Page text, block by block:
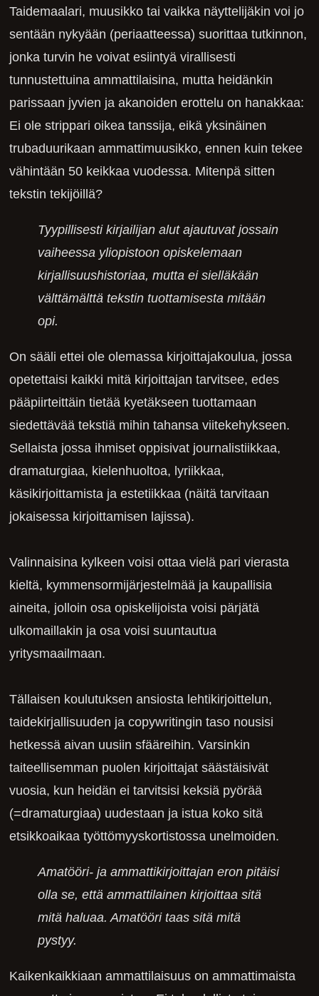
Taidemaalari, muusikko tai vaikka näyttelijäkin voi jo
sentään nykyään (periaatteessa) suorittaa tutkinnon,
jonka turvin he voivat esiintyä virallisesti
tunnustettuina ammattilaisina, mutta heidänkin
parissaan jyvien ja akanoiden erottelu on hanakkaa:
Ei ole strippari oikea tanssija, eikä yksinäinen
trubaduurikaan ammattimuusikko, ennen kuin tekee
vähintään 50 keikkaa vuodessa. Mitenpä sitten
tekstin tekijöillä?
Tyypillisesti kirjailijan alut ajautuvat jossain
vaiheessa yliopistoon opiskelemaan
kirjallisuushistoriaa, mutta ei sielläkään
välttämälttä tekstin tuottamisesta mitään
opi.
On sääli ettei ole olemassa kirjoittajakoulua, jossa
opetettaisi kaikki mitä kirjoittajan tarvitsee, edes
pääpiirteittäin tietää kyetäkseen tuottamaan
siedettävää tekstiä mihin tahansa viitekehykseen.
Sellaista jossa ihmiset oppisivat journalistiikkaa,
dramaturgiaa, kielenhuoltoa, lyriikkaa,
käsikirjoittamista ja estetiikkaa (näitä tarvitaan
jokaisessa kirjoittamisen lajissa).
Valinnaisina kylkeen voisi ottaa vielä pari vierasta
kieltä, kymmensormijärjestelmää ja kaupallisia
aineita, jolloin osa opiskelijoista voisi pärjätä
ulkomaillakin ja osa voisi suuntautua
yritysmaailmaan.
Tällaisen koulutuksen ansiosta lehtikirjoittelun,
taidekirjallisuuden ja copywritingin taso nousisi
hetkessä aivan uusiin sfääreihin. Varsinkin
taiteellisemman puolen kirjoittajat säästäisivät
vuosia, kun heidän ei tarvitsisi keksiä pyörää
(=dramaturgiaa) uudestaan ja istua koko sitä
etsikkoaikaa työttömyyskortistossa unelmoiden.
Amatööri- ja ammattikirjoittajan eron pitäisi
olla se, että ammattilainen kirjoittaa sitä
mitä haluaa. Amatööri taas sitä mitä
pystyy.
Kaikenkaikkiaan ammattilaisuus on ammattimaista